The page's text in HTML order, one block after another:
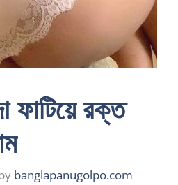
ফাটিয়ে রক্ত
banglapanugolpo.com